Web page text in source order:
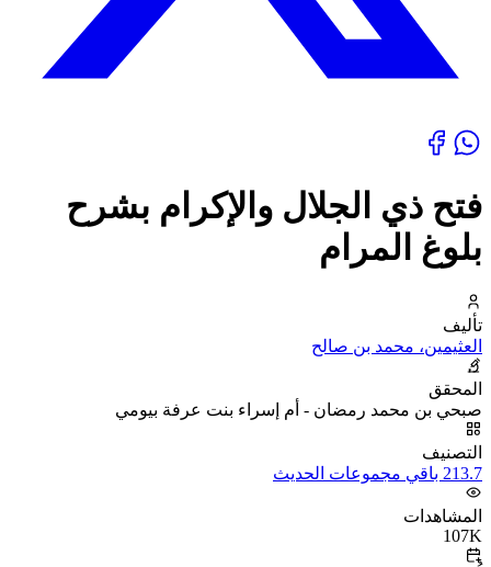
فتح ذي الجلال والإكرام بشرح
بلوغ المرام
تأليف
العثيمين، محمد بن صالح
المحقق
صبحي بن محمد رمضان - أم إسراء بنت عرفة بيومي
التصنيف
213.7 باقي مجموعات الحديث
المشاهدات
107K